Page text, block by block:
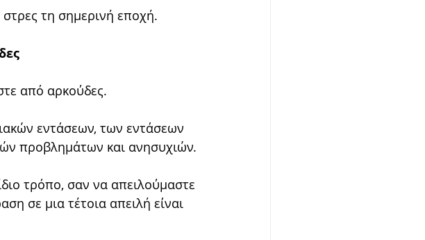
τη σημερινή εποχή.
από αρκούδες.
εντάσεων, των εντάσεων
προβλημάτων και ανησυχιών.
τρόπο, σαν να απειλούμαστε
σε μια τέτοια απειλή είναι